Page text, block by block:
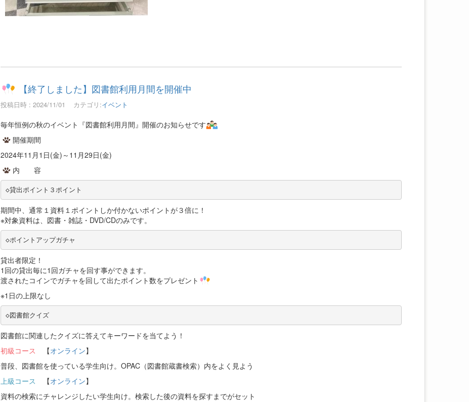
【終了しました】図書館利用月間を開催中
投稿日時 : 2024/11/01 カテゴリ:イベント
毎年恒例の秋のイベント『図書館利用月間』開催のお知らせです
開催期間
2024年11月1日(金)～11月29日(金)
内 容
◇貸出ポイント３ポイント
期間中、通常１資料１ポイントしか付かないポイントが３倍に！
※対象資料は、図書・雑誌・DVD/CDのみです。
◇ポイントアップガチャ
貸出者限定！
1回の貸出毎に1回ガチャを回す事ができます。
渡されたコインでガチャを回して出たポイント数をプレゼント
※1日の上限なし
◇図書館クイズ
図書館に関連したクイズに答えてキーワードを当てよう！
初級コース 【オンライン】
普段、図書館を使っている学生向け。OPAC（図書館蔵書検索）内をよく見よう
上級コース 【オンライン】
資料の検索にチャレンジしたい学生向け。検索した後の資料を探すまでがセット